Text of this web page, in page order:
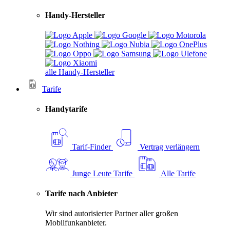
Handy-Hersteller
alle Handy-Hersteller
Tarife
Handytarife
Tarif-Finder Vertrag verlängern
Junge Leute Tarife Alle Tarife
Tarife nach Anbieter
Wir sind autorisierter Partner aller großen
Mobilfunkanbieter.